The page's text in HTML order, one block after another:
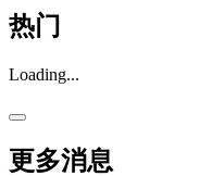
热门
Loading...
更多消息